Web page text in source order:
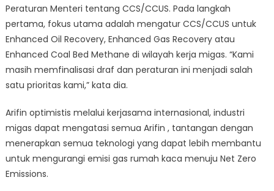
Peraturan Menteri tentang CCS/CCUS. Pada langkah
pertama, fokus utama adalah mengatur CCS/CCUS untuk
Enhanced Oil Recovery, Enhanced Gas Recovery atau
Enhanced Coal Bed Methane di wilayah kerja migas. “Kami
masih memfinalisasi draf dan peraturan ini menjadi salah
satu prioritas kami,” kata dia.
Arifin optimistis melalui kerjasama internasional, industri
migas dapat mengatasi semua Arifin , tantangan dengan
menerapkan semua teknologi yang dapat lebih membantu
untuk mengurangi emisi gas rumah kaca menuju Net Zero
Emissions.